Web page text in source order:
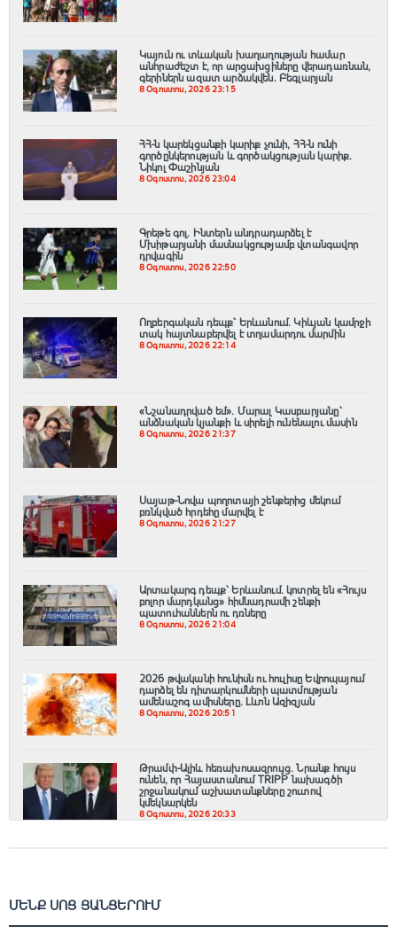
Կայուն ու տևական խաղաղության համար
անհրաժեշտ է, որ արցախցիները վերադառնան,
գերիներն ազատ արձակվեն․ Բեգլարյան
8 Օգոստոս, 2026 23:15
ՀՀ-ն կարեկցանքի կարիք չունի, ՀՀ-ն ունի
գործընկերության և գործակցության կարիք․
Նիկոլ Փաշինյան
8 Օգոստոս, 2026 23:04
Գրեթե գոլ. Ինտերն անդրադարձել է
Մխիթարյանի մասնակցությամբ վտանգավոր
դրվագին
8 Օգոստոս, 2026 22:50
Ողբերգական դեպք՝ Երևանում․ Կիևյան կամրջի
տակ հայտնաբերվել է տղամարդու մարմին
8 Օգոստոս, 2026 22:14
«Նշանադրված եմ». Մարալ Կասբարյանը՝
անձնական կյանքի և սիրելի ունենալու մասին
8 Օգոստոս, 2026 21:37
Սայաթ-Նովա պողոտայի շենքերից մեկում
բռնկված հրդեհը մարվել է
8 Օգոստոս, 2026 21:27
Արտակարգ դեպք՝ Երևանում․ կոտրել են «Հույս
բոլոր մարդկանց» հիմնադրամի շենքի
պատուհաններն ու դռները
8 Օգոստոս, 2026 21:04
2026 թվականի հունիսն ու հուլիսը Եվրոպայում
դարձել են դիտարկումների պատմության
ամենաշոգ ամիսները․ Լևոն Ազիզյան
8 Օգոստոս, 2026 20:51
Թրամփ-Ալիև հեռախոսազրույց. Նրանք հույս
ունեն, որ Հայաստանում TRIPP նախագծի
շրջանակում աշխատանքները շուտով
կմեկնարկեն
8 Օգոստոս, 2026 20:33
ՄԵՆՔ ՍՈՑ ՑԱՆՑԵՐՈՒՄ